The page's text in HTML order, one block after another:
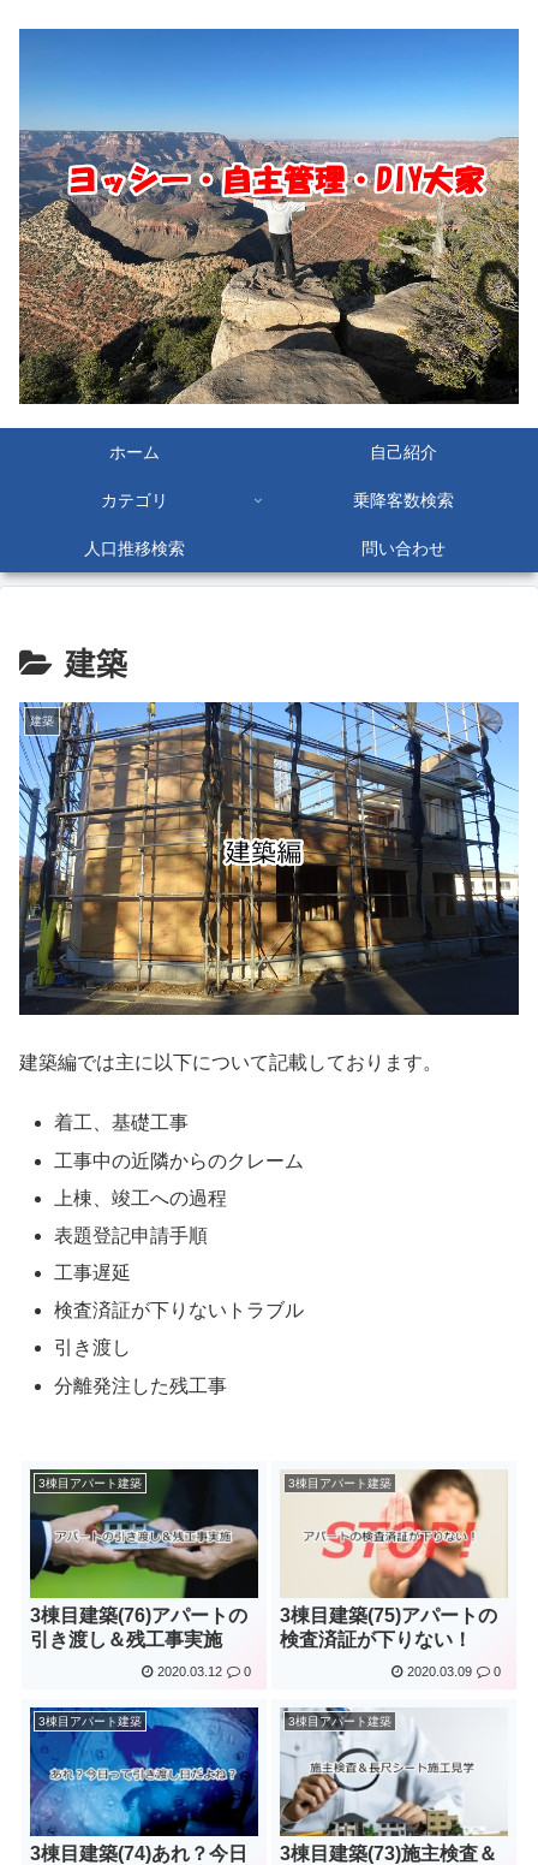
ホーム 自己紹介
カテゴリ 乗降客数検索
人口推移検索 問い合わせ
建築
建築
建築編では主に以下について記載しております。
着工、基礎工事
工事中の近隣からのクレーム
上棟、竣工への過程
表題登記申請手順
工事遅延
検査済証が下りないトラブル
引き渡し
分離発注した残工事
3棟目アパート建築
3棟目建築(76)アパートの
引き渡し＆残工事実施
2020.03.12 0
3棟目アパート建築
3棟目建築(75)アパートの
検査済証が下りない！
2020.03.09 0
3棟目アパート建築
3棟目建築(74)あれ？今日
3棟目アパート建築
3棟目建築(73)施主検査＆